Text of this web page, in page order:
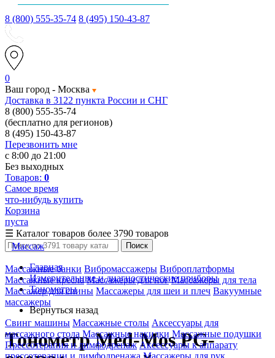
8 (800) 555-35-74 8 (495) 150-43-87
0
Ваш город - Москва
Доставка в 3122 пункта России и СНГ
8 (800) 555-35-74
(бесплатно для регионов)
8 (495) 150-43-87
Перезвонить мне
с 8:00 до 21:00
Без выходных
Товаров: 0
Самое время
что-нибудь купить
Корзина
пуста
☰ Каталог товаров более 3790 товаров
Массаж
Массажные банки Вибромассажеры Виброплатформы
Массажные кресла Массажеры для ног Массажеры для тела
Массажер для спины Массажеры для шеи и плеч Вакуумные
массажеры
Свинг машины Массажные столы Аксессуары для
массажного стола Массажные накидки Массажные подушки
Прессотерапия и лимфодренаж Аксессуары к аппарату
прессотерапии и лимфодренажа Массажеры для рук
Поиск
Главная
Измерительные и диагностические приборы
Тонометры
Вернуться назад
Тонометр Med-Mos PG-